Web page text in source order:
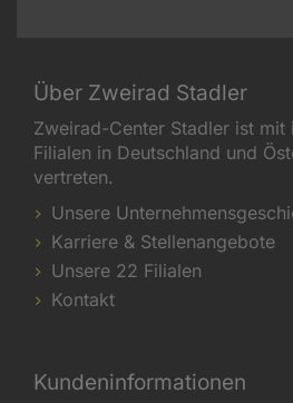
Über Zweirad Stadler
Zweirad-Center Stadler ist mit
Filialen in Deutschland und
vertreten.
Unsere
Karriere & Stellenangebote
Unsere 22 Filialen
Kontakt
Kundeninformationen